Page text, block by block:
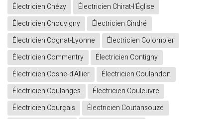
Électricien Chézy
Électricien Chirat-l'Église
Électricien Chouvigny
Électricien Cindré
Électricien Cognat-Lyonne
Électricien Colombier
Électricien Commentry
Électricien Contigny
Électricien Cosne-d'Allier
Électricien Coulandon
Électricien Coulanges
Électricien Couleuvre
Électricien Courçais
Électricien Coutansouze